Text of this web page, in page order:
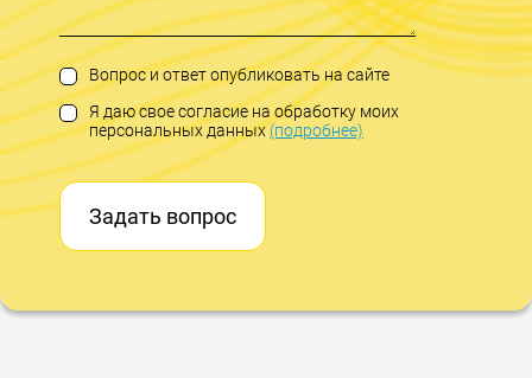
Вопрос и ответ опубликовать на сайте
Я даю свое согласие на обработку моих
персональных данных(подробнее)
Задать вопрос